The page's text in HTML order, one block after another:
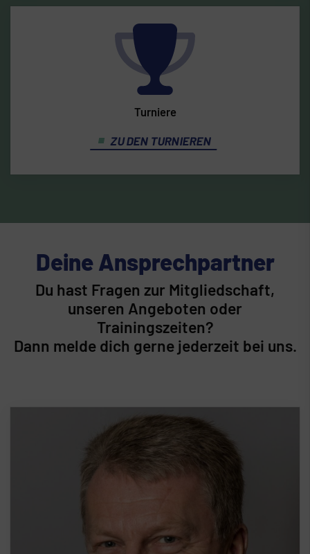
Turniere
ZU DEN TURNIEREN
Deine Ansprechpartner
Du hast Fragen zur Mitgliedschaft,
unseren Angeboten oder
Trainingszeiten?
Dann melde dich gerne jederzeit bei uns.